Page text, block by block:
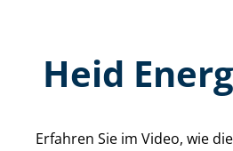
Heid
Erfahren Sie im Video, wie